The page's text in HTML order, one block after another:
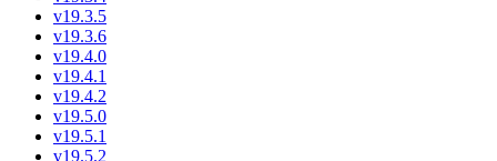
v19.3.5
v19.3.6
v19.4.0
v19.4.1
v19.4.2
v19.5.0
v19.5.1
v19.5.2